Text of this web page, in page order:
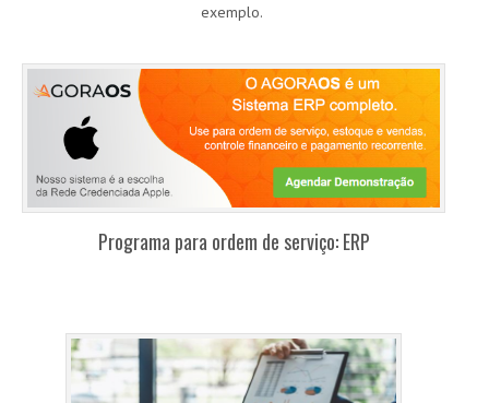
exemplo.
Programa para ordem de serviço: ERP